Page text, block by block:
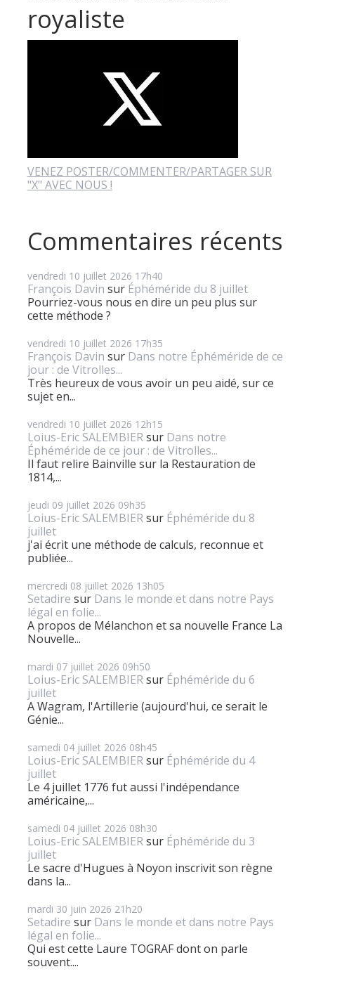
royaliste
VENEZ POSTER/COMMENTER/PARTAGER SUR
"X" AVEC NOUS !
Commentaires récents
vendredi 10 juillet 2026 17h40
François Davin sur Éphéméride du 8 juillet
Pourriez-vous nous en dire un peu plus sur
cette méthode ?
vendredi 10 juillet 2026 17h35
François Davin sur Dans notre Éphéméride de ce
jour : de Vitrolles...
Très heureux de vous avoir un peu aidé, sur ce
sujet en...
vendredi 10 juillet 2026 12h15
Loius-Eric SALEMBIERsur Dans notre
Éphéméride de ce jour : de Vitrolles...
Il faut relire Bainville sur la Restauration de
1814,...
jeudi 09 juillet 2026 09h35
Loius-Eric SALEMBIERsur Éphéméride du 8
juillet
j'ai écrit une méthode de calculs, reconnue et
publiée...
mercredi 08 juillet 2026 13h05
Setadire sur Dans le monde et dans notre Pays
légal en folie...
A propos de Mélanchon et sa nouvelle France La
Nouvelle...
mardi 07 juillet 2026 09h50
Loius-Eric SALEMBIERsur Éphéméride du 6
juillet
A Wagram, l'Artillerie (aujourd'hui, ce serait le
Génie...
samedi 04 juillet 2026 08h45
Loius-Eric SALEMBIERsur Éphéméride du 4
juillet
Le 4 juillet 1776 fut aussi l'indépendance
américaine,...
samedi 04 juillet 2026 08h30
Loius-Eric SALEMBIERsur Éphéméride du 3
juillet
Le sacre d'Hugues à Noyon inscrivit son règne
dans la...
mardi 30 juin 2026 21h20
Setadire sur Dans le monde et dans notre Pays
légal en folie...
Qui est cette Laure TOGRAF dont on parle
souvent....